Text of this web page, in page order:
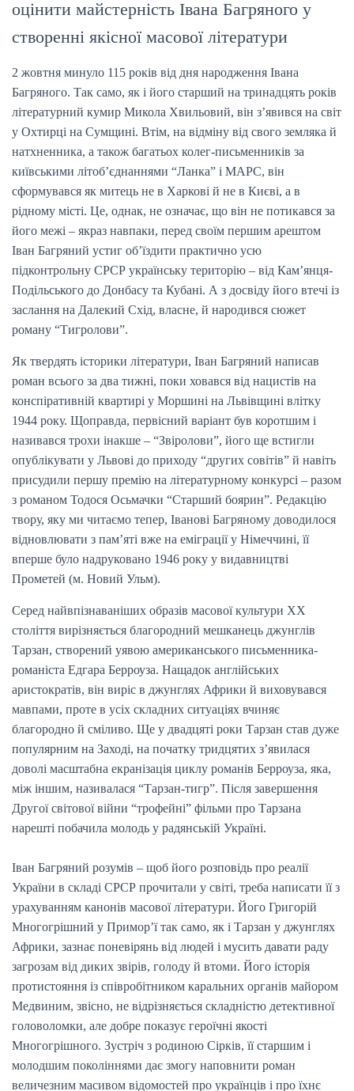
оцінити майстерність Івана Багряного у
створенні якісної масової літератури
2 жовтня минуло 115 років від дня народження Івана
Багряного. Так само, як і його старший на тринадцять років
літературний кумир Микола Хвильовий, він з’явився на світ
у Охтирці на Сумщині. Втім, на відміну від свого земляка й
натхненника, а також багатьох колег-письменників за
київськими літоб’єднаннями “Ланка” і МАРС, він
сформувався як митець не в Харкові й не в Києві, а в
рідному місті. Це, однак, не означає, що він не потикався за
його межі – якраз навпаки, перед своїм першим арештом
Іван Багряний устиг об’їздити практично усю
підконтрольну СРСР українську територію – від Кам’янця-
Подільського до Донбасу та Кубані. А з досвіду його втечі із
заслання на Далекий Схід, власне, й народився сюжет
роману “Тигролови”.
Як твердять історики літератури, Іван Багряний написав
роман всього за два тижні, поки ховався від нацистів на
конспіративній квартирі у Моршині на Львівщині влітку
1944 року. Щоправда, первісний варіант був коротшим і
називався трохи інакше – “Звіролови”, його ще встигли
опублікувати у Львові до приходу “других совітів” й навіть
присудили першу премію на літературному конкурсі – разом
з романом Тодося Осьмачки “Старший боярин”. Редакцію
твору, яку ми читаємо тепер, Іванові Багряному доводилося
відновлювати з пам’яті вже на еміграції у Німеччині, її
вперше було надруковано 1946 року у видавництві
Прометей (м. Новий Ульм).
Серед найвпізнаваніших образів масової культури ХХ
століття вирізняється благородний мешканець джунглів
Тарзан, створений уявою американського письменника-
романіста Едгара Берроуза. Нащадок англійських
аристократів, він виріс в джунглях Африки й виховувався
мавпами, проте в усіх складних ситуаціях вчиняє
благородно й сміливо. Ще у двадцяті роки Тарзан став дуже
популярним на Заході, на початку тридцятих з’явилася
доволі масштабна екранізація циклу романів Берроуза, яка,
між іншим, називалася “Тарзан-тигр”. Після завершення
Другої світової війни “трофейні” фільми про Тарзана
нарешті побачила молодь у радянській Україні.
Іван Багряний розумів – щоб його розповідь про реалії
України в складі СРСР прочитали у світі, треба написати її з
урахуванням канонів масової літератури. Його Григорій
Многогрішний у Примор’ї так само, як і Тарзан у джунглях
Африки, зазнає поневірянь від людей і мусить давати раду
загрозам від диких звірів, голоду й втоми. Його історія
протистояння із співробітником каральних органів майором
Медвиним, звісно, не відрізняється складністю детективної
головоломки, але добре показує героїчні якості
Многогрішного. Зустріч з родиною Сірків, її старшим і
молодшим поколіннями дає змогу наповнити роман
величезним масивом відомостей про українців і про їхнє